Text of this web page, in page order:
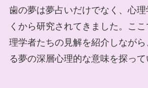
歯の夢は夢占いだけでなく、心
くから研究されてきました。こ
理学者たちの見解を紹介しなが
る夢の深層心理的な意味を探って